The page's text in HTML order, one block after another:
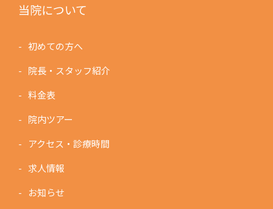
当院について
初めての方へ
院長・スタッフ紹介
料金表
院内ツアー
アクセス・診療時間
求人情報
お知らせ